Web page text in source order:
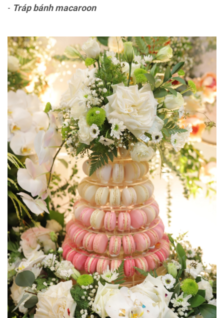
- Tráp bánh macaroon